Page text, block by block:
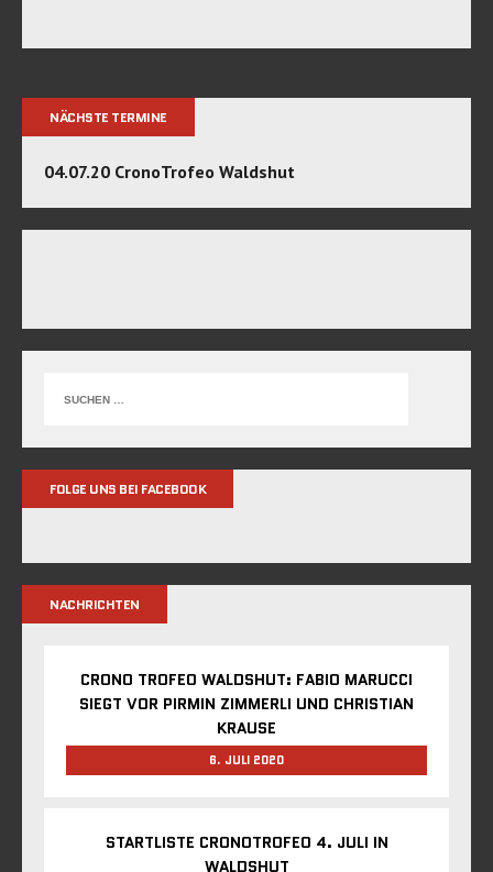
NÄCHSTE TERMINE
04.07.20 CronoTrofeo Waldshut
FOLGE UNS BEI FACEBOOK
NACHRICHTEN
CRONO TROFEO WALDSHUT: FABIO MARUCCI
SIEGT VOR PIRMIN ZIMMERLI UND CHRISTIAN
KRAUSE
6. JULI 2020
STARTLISTE CRONOTROFEO 4. JULI IN
WALDSHUT